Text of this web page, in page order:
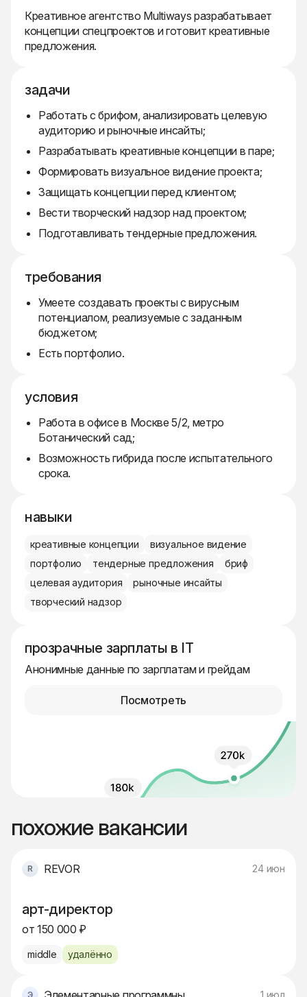
Креативное агентство Multiways разрабатывает
концепции спецпроектов и готовит креативные
предложения.
задачи
Работать с брифом, анализировать целевую
аудиторию и рыночные инсайты;
Разрабатывать креативные концепции в паре;
Формировать визуальное видение проекта;
Защищать концепции перед клиентом;
Вести творческий надзор над проектом;
Подготавливать тендерные предложения.
требования
Умеете создавать проекты с вирусным
потенциалом, реализуемые с заданным
бюджетом;
Есть портфолио.
условия
Работа в офисе в Москве 5/2, метро
Ботанический сад;
Возможность гибрида после испытательного
срока.
навыки
креативные концепции
визуальное видение
портфолио
тендерные предложения
бриф
целевая аудитория
рыночные инсайты
творческий надзор
прозрачные зарплаты в IT
Анонимные данные по зарплатам и грейдам
Посмотреть
похожие вакансии
REVOR 24 июн
арт-директор
от 150 000 ₽
middle удалённо